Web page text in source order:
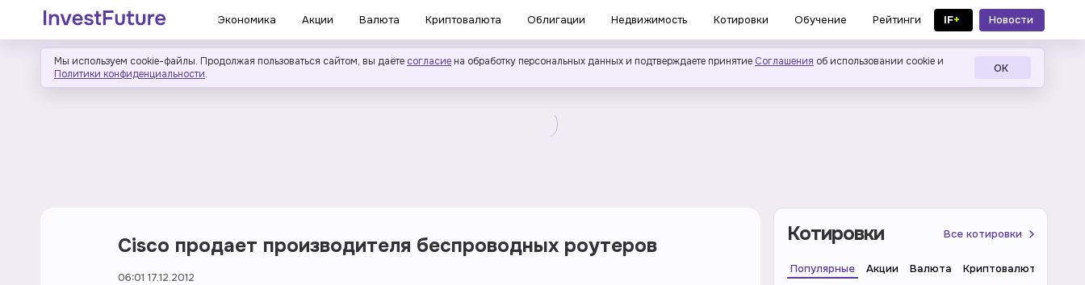
Экономика Акции Валюта Криптовалюта Облигации Недвижимость Котировки Обучение Рейтинги IF+
Новости
в MAX
Мы используем cookie-файлы. Продолжая пользоваться сайтом, вы даёте согласие на обработку персональных данных и подтверждаете принятие Соглашения об использовании cookie и
Политики конфиденциальности. ОК
Cisco продает производителя беспроводных роутеров
06:01 17.12.2012
Котировки Все котировки
Популярные Акции Валюта Криптовалюта